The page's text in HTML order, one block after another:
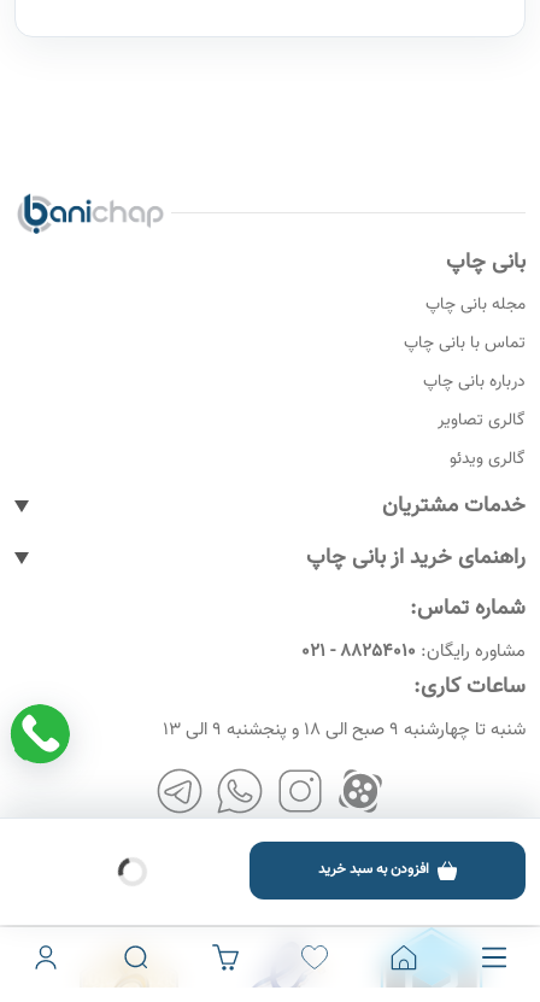
افزودن به سبد خرید
بانی چاپ
مجله بانی چاپ
تماس با بانی چاپ
درباره بانی چاپ
گالری تصاویر
گالری ویدئو
خدمات مشتریان
پیگیری سفارشات
رویه های بازگرداندن کالا
شرایط و قوانین
راهنمای خرید از بانی چاپ
نحوه ثبت سفارش
نحوه ثبت نام
نحوه ارسال سفارشات
راهنمای پرداخت
شماره تماس:
مشاوره رایگان: 88254010 - 021
ساعات کاری:
شنبه تا چهارشنبه 9 صبح الی 18 و پنجشنبه 9 الی 13